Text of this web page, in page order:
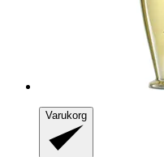
Varukorg